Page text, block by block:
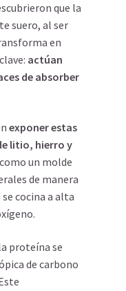
que la
suero, al ser
en
actúan
de absorber
exponer estas
litio, hierro y
un molde
de manera
cocina a alta
proteína se
de carbono